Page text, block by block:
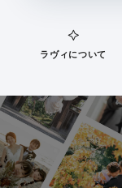
ラヴィについて